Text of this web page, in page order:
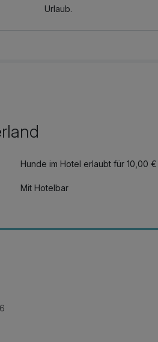
Urlaub.
Mit Hotelbar